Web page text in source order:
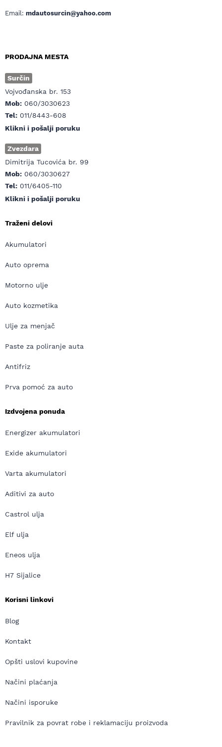
Email: mdautosurcin@yahoo.com
PRODAJNA MESTA
Surčin
Vojvođanska br. 153
Mob: 060/3030623
Tel: 011/8443-608
Klikni i pošalji poruku
Zvezdara
Dimitrija Tucovića br. 99
Mob: 060/3030627
Tel: 011/6405-110
Klikni i pošalji poruku
Traženi delovi
Akumulatori
Auto oprema
Motorno ulje
Auto kozmetika
Ulje za menjač
Paste za poliranje auta
Antifriz
Prva pomoć za auto
Izdvojena ponuda
Energizer akumulatori
Exide akumulatori
Varta akumulatori
Aditivi za auto
Castrol ulja
Elf ulja
Eneos ulja
H7 Sijalice
Korisni linkovi
Blog
Kontakt
Opšti uslovi kupovine
Načini plaćanja
Načini isporuke
Pravilnik za povrat robe i reklamaciju proizvoda